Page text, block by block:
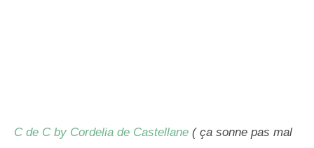
C de C by Cordelia de Castellane ( ça sonne pas mal